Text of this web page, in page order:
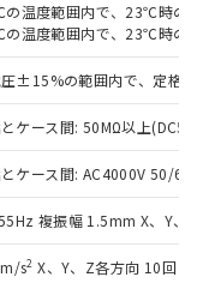
温度範囲内で、23℃時の
温度範囲内で、23℃時の
圧±15%の範囲内で、定格
ケース間: 50MΩ以上
ケース間: AC4000V 50/
複振幅 1.5mm X、Y、Z
s2 X、Y、Z各方向 10回
器事業取扱
標準価格
くもので
の中には、
商品もある
会結果は、
の社内デー
であり、閲
10物質）の
は確認中の
す。
部品として
場合などや
す。
以下、 カド
国RoHSの
。
ます。
部門へお問
：
うち、外国
める商品
う）を輸出
合は、日本
役務取引許